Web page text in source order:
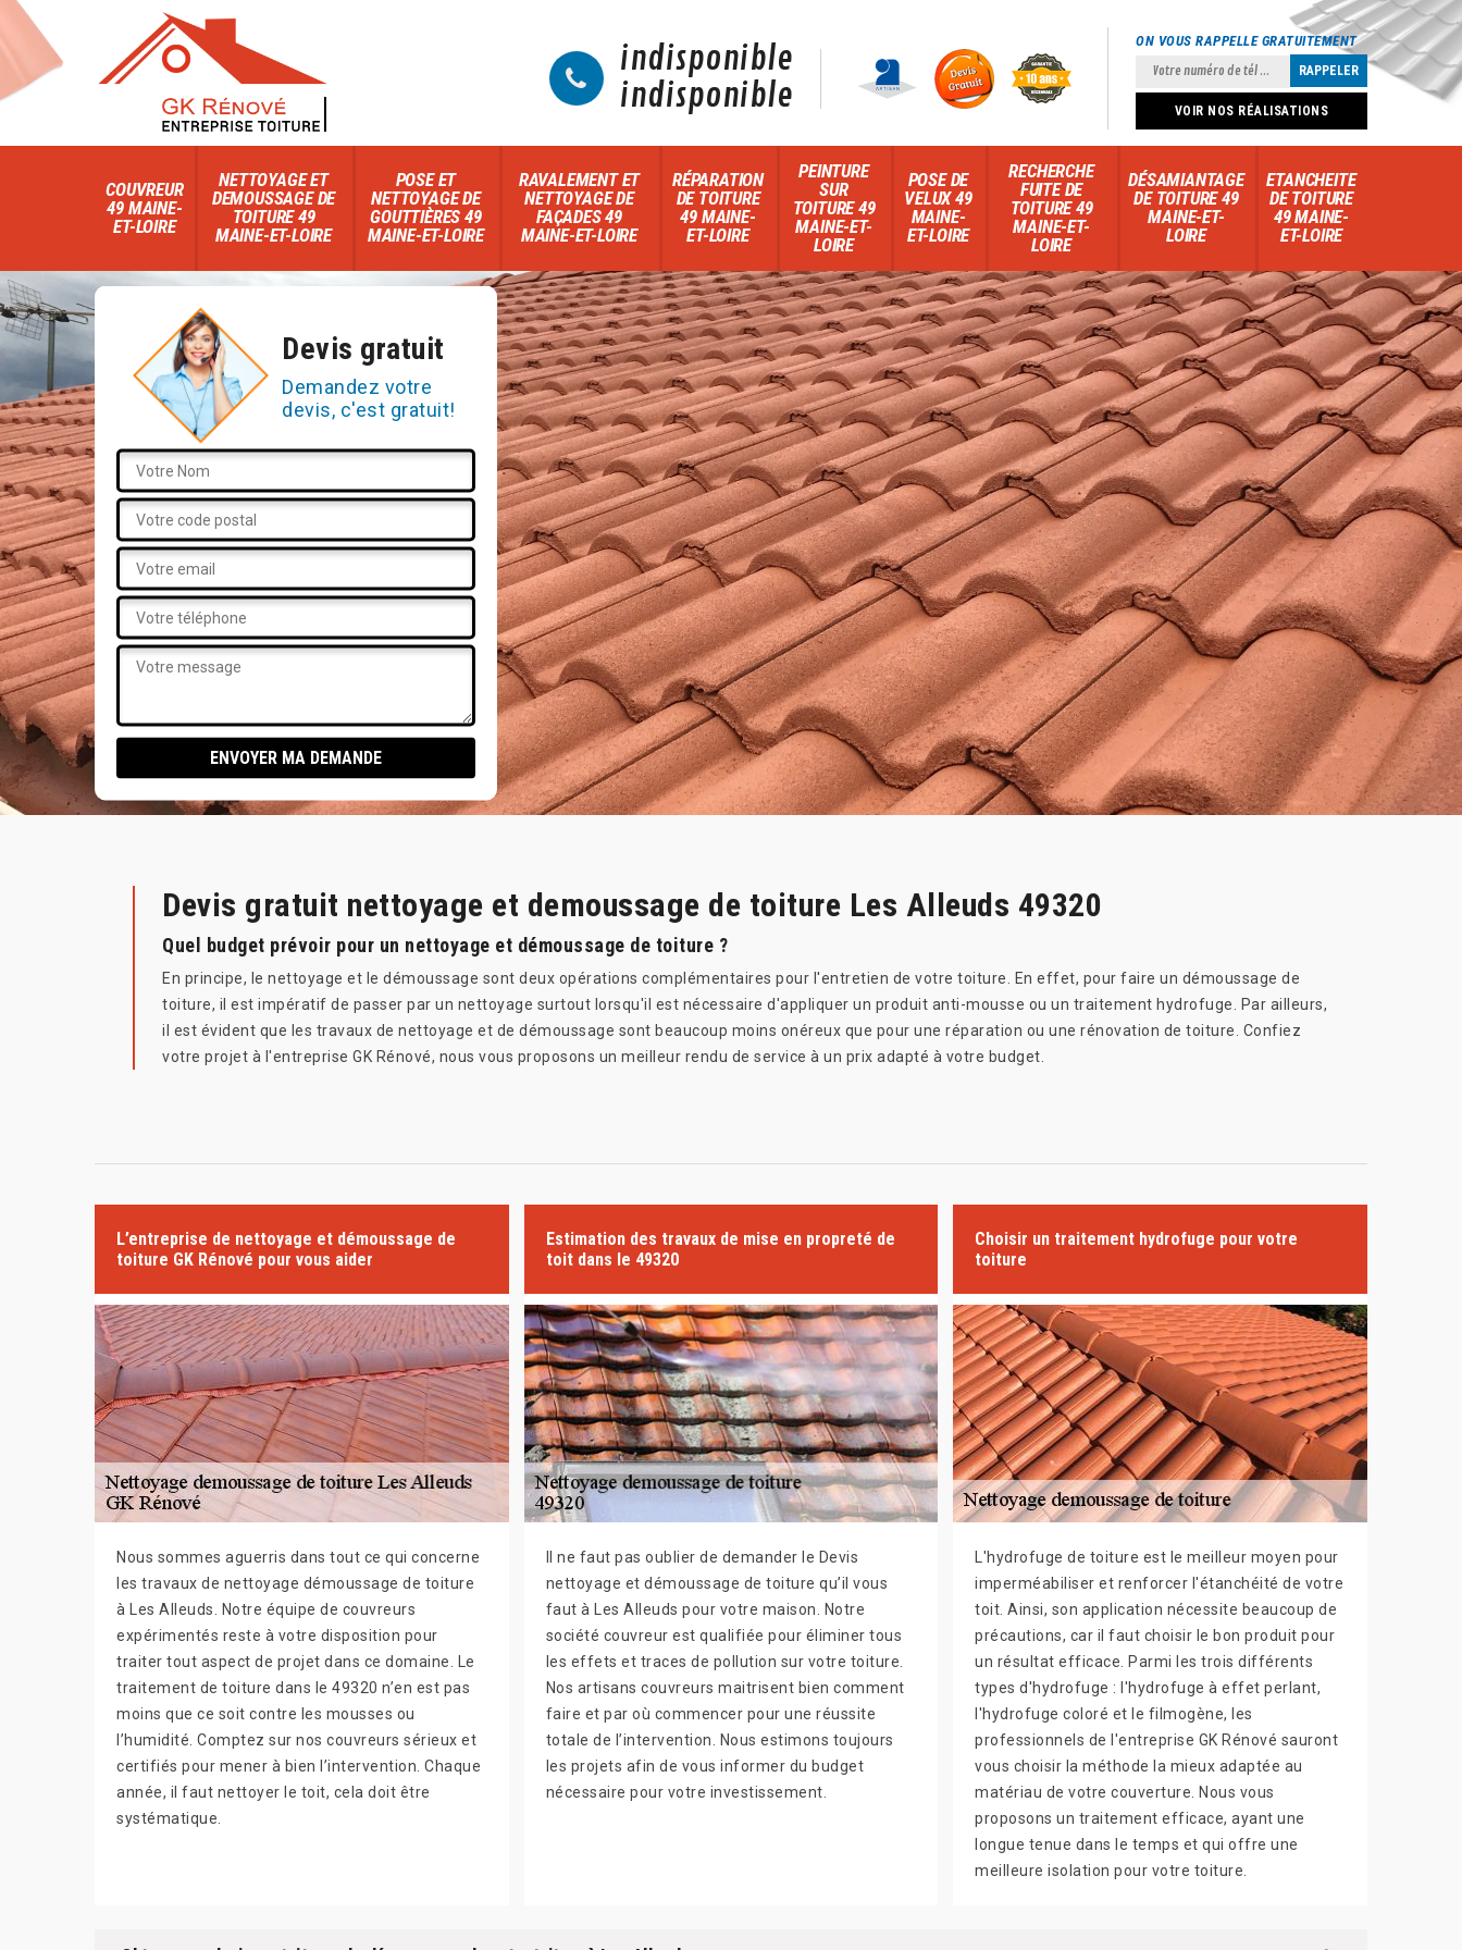
indisponible
indisponible
ON VOUS RAPPELLE GRATUITEMENT
VOIR NOS RÉALISATIONS
COUVREUR
49 MAINE-
ET-LOIRE
NETTOYAGE ET
DEMOUSSAGE DE
TOITURE 49
MAINE-ET-LOIRE
POSE ET
NETTOYAGE DE
GOUTTIÈRES 49
MAINE-ET-LOIRE
RAVALEMENT ET
NETTOYAGE DE
FAÇADES 49
MAINE-ET-LOIRE
RÉPARATION
DE TOITURE
49 MAINE-
ET-LOIRE
PEINTURE
SUR
TOITURE 49
MAINE-ET-
LOIRE
POSE DE
VELUX 49
MAINE-
ET-LOIRE
RECHERCHE
FUITE DE
TOITURE 49
MAINE-ET-
LOIRE
DÉSAMIANTAGE
DE TOITURE 49
MAINE-ET-
LOIRE
ETANCHEITE
DE TOITURE
49 MAINE-
ET-LOIRE
Devis gratuit
Demandez votre
devis, c'est gratuit!
Devis gratuit nettoyage et demoussage de toiture Les Alleuds 49320
Quel budget prévoir pour un nettoyage et démoussage de toiture ?
En principe, le nettoyage et le démoussage sont deux opérations complémentaires pour l'entretien de votre toiture. En effet, pour faire un démoussage de
toiture, il est impératif de passer par un nettoyage surtout lorsqu'il est nécessaire d'appliquer un produit anti-mousse ou un traitement hydrofuge. Par ailleurs,
il est évident que les travaux de nettoyage et de démoussage sont beaucoup moins onéreux que pour une réparation ou une rénovation de toiture. Confiez
votre projet à l'entreprise GK Rénové, nous vous proposons un meilleur rendu de service à un prix adapté à votre budget.
L’entreprise de nettoyage et démoussage de
toiture GK Rénové pour vous aider
Nous sommes aguerris dans tout ce qui concerne
les travaux de nettoyage démoussage de toiture
à Les Alleuds. Notre équipe de couvreurs
expérimentés reste à votre disposition pour
traiter tout aspect de projet dans ce domaine. Le
traitement de toiture dans le 49320 n’en est pas
moins que ce soit contre les mousses ou
l’humidité. Comptez sur nos couvreurs sérieux et
certifiés pour mener à bien l’intervention. Chaque
année, il faut nettoyer le toit, cela doit être
systématique.
Estimation des travaux de mise en propreté de
toit dans le 49320
Il ne faut pas oublier de demander le Devis
nettoyage et démoussage de toiture qu’il vous
faut à Les Alleuds pour votre maison. Notre
société couvreur est qualifiée pour éliminer tous
les effets et traces de pollution sur votre toiture.
Nos artisans couvreurs maitrisent bien comment
faire et par où commencer pour une réussite
totale de l’intervention. Nous estimons toujours
les projets afin de vous informer du budget
nécessaire pour votre investissement.
Choisir un traitement hydrofuge pour votre
toiture
L'hydrofuge de toiture est le meilleur moyen pour
imperméabiliser et renforcer l'étanchéité de votre
toit. Ainsi, son application nécessite beaucoup de
précautions, car il faut choisir le bon produit pour
un résultat efficace. Parmi les trois différents
types d'hydrofuge : l'hydrofuge à effet perlant,
l'hydrofuge coloré et le filmogène, les
professionnels de l'entreprise GK Rénové sauront
vous choisir la méthode la mieux adaptée au
matériau de votre couverture. Nous vous
proposons un traitement efficace, ayant une
longue tenue dans le temps et qui offre une
meilleure isolation pour votre toiture.